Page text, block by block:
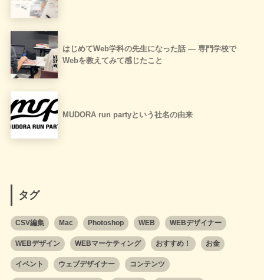
はじめてWeb学科の先生になった話 ― 専門学校で
Webを教えてみて感じたこと
MUDORA run partyという社名の由来
タグ
CSV編集 Mac Photoshop WEB WEBデザイナー
WEBデザイン WEBマーケティング おすすめ！ お金
イベント ウェブデザイナー コンテンツ